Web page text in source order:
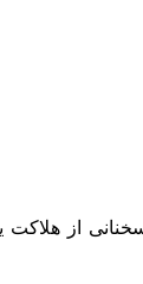
از هلاکت